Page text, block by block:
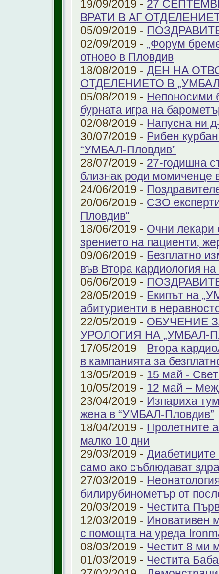
19/09/2019 - 27
ВРАТИ В АГ
05/09/2019 -
02/09/2019 - „Форум
отново в Пловдив
18/08/2019 - ДЕН НА
ОТДЕЛЕНИЕТО В
05/08/2019 - Непоносими
бурната игра на
02/08/2019 - Напусна ни
30/07/2019 - Рибен
“УМБАЛ-Пловдив”
28/07/2019 - 27-годишна
близнак роди момиченце
24/06/2019 -
20/06/2019 - СЗО
Пловдив“
18/06/2019 - Очни лекари
зрението на пациенти,
09/06/2019 - Безплатно
във Втора кардиология
06/06/2019 -
28/05/2019 - Екипът на
абитуриенти в
22/05/2019 - ОБУЧЕНИЕ
УРОЛОГИЯ НА „УМБАЛ-
17/05/2019 - Втора
в кампанията за
13/05/2019 - 15 май -
10/05/2019 - 12 май –
23/04/2019 - Изпариха
жена в “УМБАЛ-Пловдив”
18/04/2019 - Пролетните
малко 10 дни
29/03/2019 - Диабетиците
само ако съблюдават
27/03/2019 -
билирубинометър от
20/03/2019 - Честита
12/03/2019 - Иновативен
с помощта на уреда
08/03/2019 - Честит 8 ми
01/03/2019 - Честита